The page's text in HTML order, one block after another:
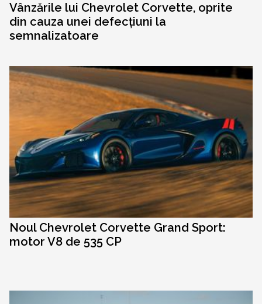
Vânzările lui Chevrolet Corvette, oprite
din cauza unei defecțiuni la
semnalizatoare
Noul Chevrolet Corvette Grand Sport:
motor V8 de 535 CP